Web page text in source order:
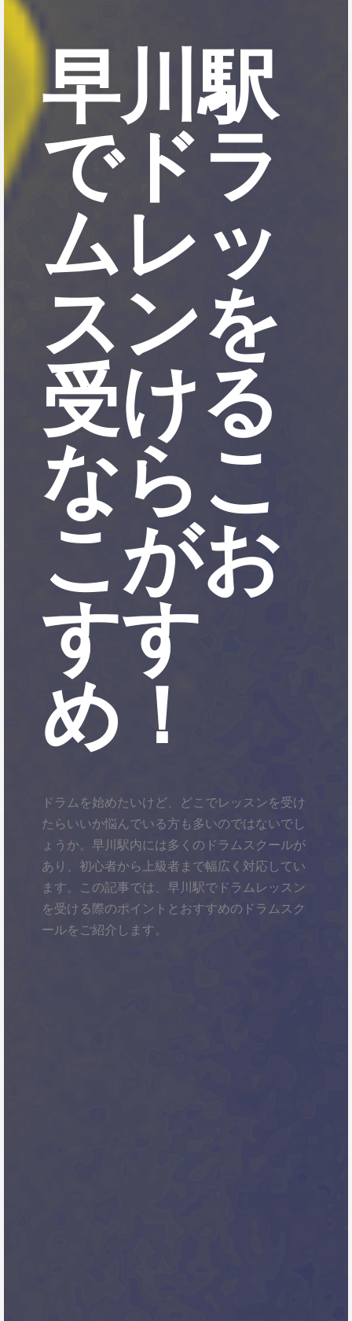
早川駅
でドラ
ムレッ
スンを
受ける
ならこ
こがお
すす
め！
ドラムを始めたいけど、どこでレッスンを受け
たらいいか悩んでいる方も多いのではないでし
ょうか。早川駅内には多くのドラムスクールが
あり、初心者から上級者まで幅広く対応してい
ます。この記事では、早川駅でドラムレッスン
を受ける際のポイントとおすすめのドラムスク
ールをご紹介します。